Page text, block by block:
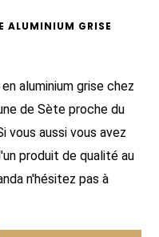
ALUMINIUM GRISE
aluminium grise chez
de Sète proche du
vous aussi vous avez
produit de qualité au
n'hésitez pas à